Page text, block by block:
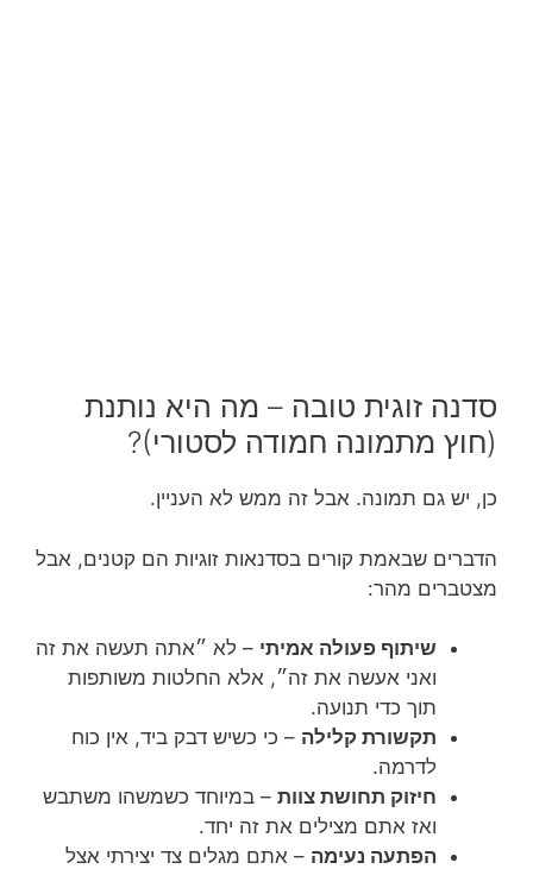
סדנה זוגית טובה – מה היא נותנת
(חוץ מתמונה חמודה לסטורי)?
כן, יש גם תמונה. אבל זה ממש לא העניין.
הדברים שבאמת קורים בסדנאות זוגיות הם קטנים, אבל
מצטברים מהר:
שיתוף פעולה אמיתי – לא ״אתה תעשה את זה
ואני אעשה את זה״, אלא החלטות משותפות
תוך כדי תנועה.
תקשורת קלילה – כי כשיש דבק ביד, אין כוח
לדרמה.
חיזוק תחושת צוות – במיוחד כשמשהו משתבש
ואז אתם מצילים את זה יחד.
הפתעה נעימה – אתם מגלים צד יצירתי אצל